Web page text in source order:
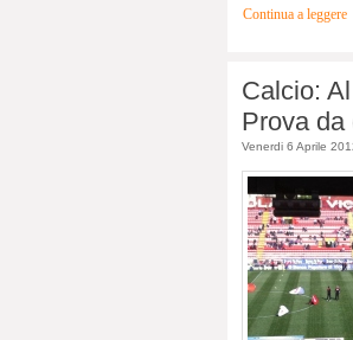
Continua a leggere
Calcio:
Prova da
Venerdi 6 Aprile